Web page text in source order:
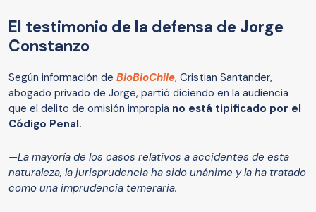
El testimonio de la defensa de Jorge
Constanzo
Según información de BioBioChile, Cristian Santander,
abogado privado de Jorge, partió diciendo en la audiencia
que el delito de omisión impropia no está tipificado por el
Código Penal.
—La mayoría de los casos relativos a accidentes de esta
naturaleza, la jurisprudencia ha sido unánime y la ha tratado
como una imprudencia temeraria.